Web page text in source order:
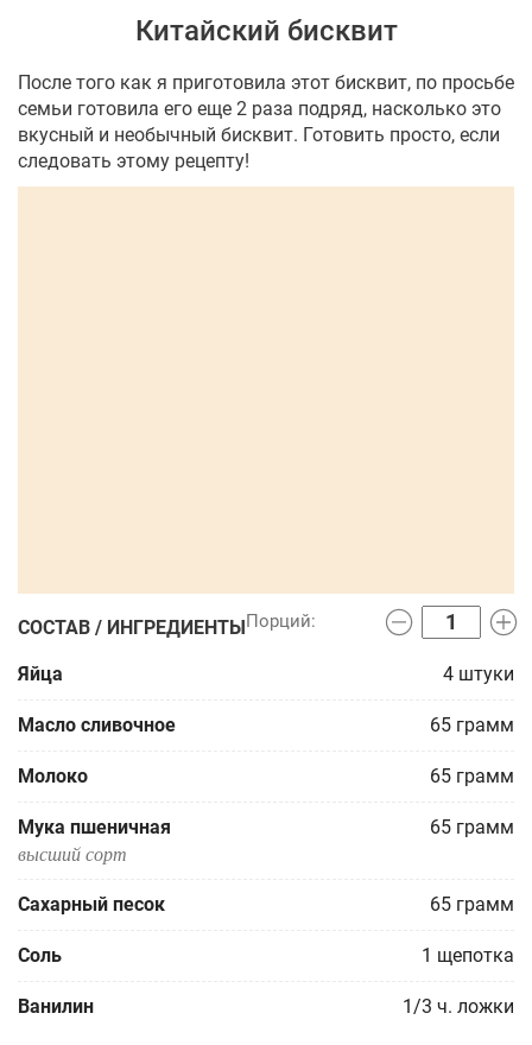
Китайский бисквит
После того как я приготовила этот бисквит, по просьбе
семьи готовила его еще 2 раза подряд, насколько это
вкусный и необычный бисквит. Готовить просто, если
следовать этому рецепту!
СОСТАВ / ИНГРЕДИЕНТЫ
Яйца 4 штуки
Масло сливочное 65 грамм
Молоко 65 грамм
Мука пшеничная 65 грамм
высший сорт
Сахарный песок 65 грамм
Соль 1 щепотка
Ванилин 1/3 ч. ложки